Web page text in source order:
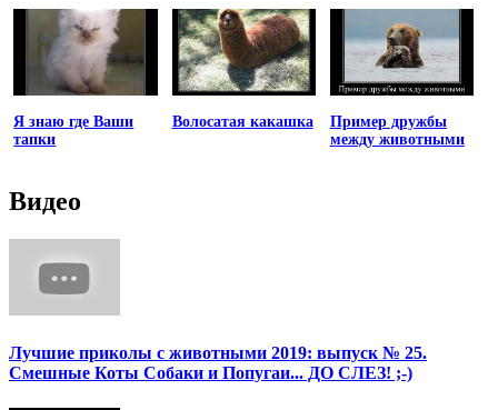
Я знаю где Ваши
тапки
Волосатая какашка
Пример дружбы
между животными
Видео
Лучшие приколы с животными 2019: выпуск № 25.
Смешные Коты Собаки и Попугаи... ДО СЛЕЗ! ;-)